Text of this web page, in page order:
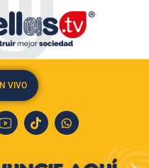
VIVO